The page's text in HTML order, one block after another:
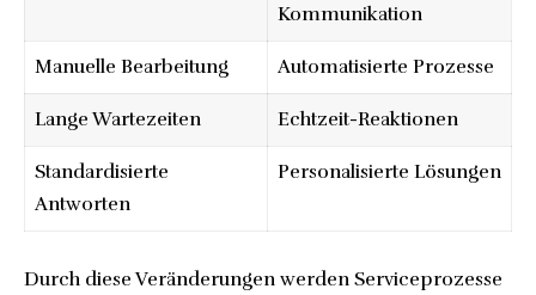
Kommunikation
Manuelle Bearbeitung Automatisierte Prozesse
Lange Wartezeiten Echtzeit-Reaktionen
Standardisierte
Antworten
Personalisierte Lösungen
Durch diese Veränderungen werden Serviceprozesse